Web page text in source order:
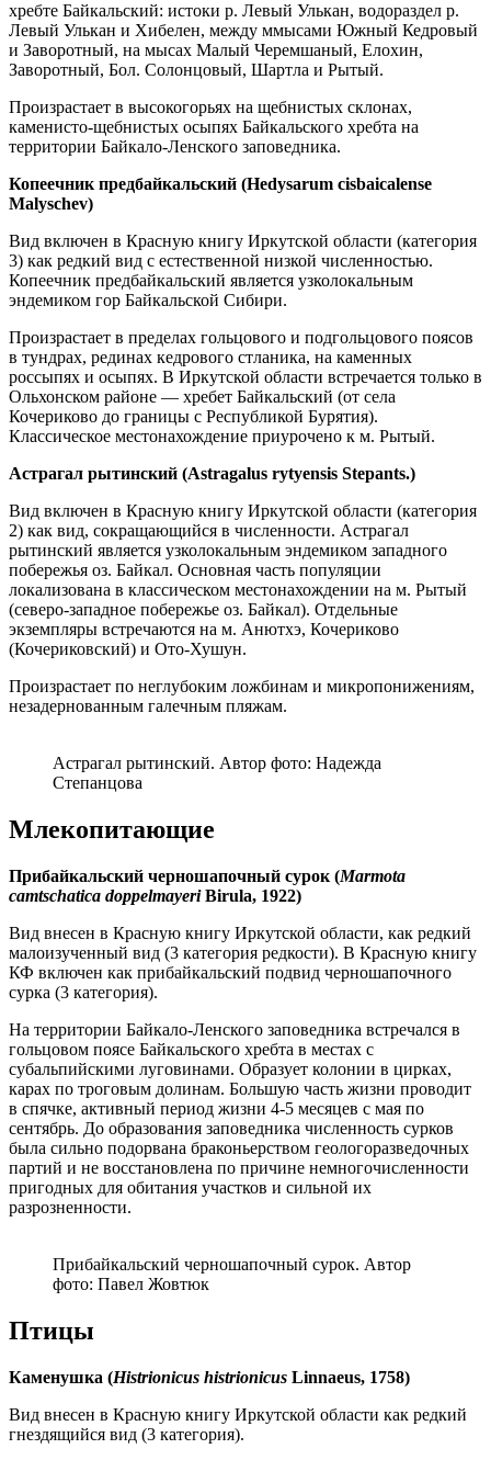
хребте Байкальский: истоки р. Левый Улькан, водораздел р.
Левый Улькан и Хибелен, между ммысами Южный Кедровый
и Заворотный, на мысах Малый Черемшаный, Елохин,
Заворотный, Бол. Солонцовый, Шартла и Рытый.
Произрастает в высокогорьях на щебнистых склонах,
каменисто-щебнистых осыпях Байкальского хребта на
территории Байкало-Ленского заповедника.
Копеечник предбайкальский (Hedysarum cisbaicalense
Malyschev)
Вид включен в Красную книгу Иркутской области (категория
3) как редкий вид с естественной низкой численностью.
Копеечник предбайкальский является узколокальным
эндемиком гор Байкальской Сибири.
Произрастает в пределах гольцового и подгольцового поясов
в тундрах, рединах кедрового стланика, на каменных
россыпях и осыпях. В Иркутской области встречается только в
Ольхонском районе — хребет Байкальский (от села
Кочериково до границы с Республикой Бурятия).
Классическое местонахождение приурочено к м. Рытый.
Астрагал рытинский (Astragalus rytyensis Stepants.)
Вид включен в Красную книгу Иркутской области (категория
2) как вид, сокращающийся в численности. Астрагал
рытинский является узколокальным эндемиком западного
побережья оз. Байкал. Основная часть популяции
локализована в классическом местонахождении на м. Рытый
(северо-западное побережье оз. Байкал). Отдельные
экземпляры встречаются на м. Анютхэ, Кочериково
(Кочериковский) и Ото-Хушун.
Произрастает по неглубоким ложбинам и микропонижениям,
незадернованным галечным пляжам.
Астрагал рытинский. Автор фото: Надежда
Степанцова
Млекопитающие
Прибайкальский черношапочный сурок (Marmota
camtschatica doppelmayeriBirula, 1922)
Вид внесен в Красную книгу Иркутской области, как редкий
малоизученный вид (3 категория редкости). В Красную книгу
КФ включен как прибайкальский подвид черношапочного
сурка (3 категория).
На территории Байкало-Ленского заповедника встречался в
гольцовом поясе Байкальского хребта в местах с
субальпийскими луговинами. Образует колонии в цирках,
карах по троговым долинам. Большую часть жизни проводит
в спячке, активный период жизни 4-5 месяцев с мая по
сентябрь. До образования заповедника численность сурков
была сильно подорвана браконьерством геологоразведочных
партий и не восстановлена по причине немногочисленности
пригодных для обитания участков и сильной их
разрозненности.
Прибайкальский черношапочный сурок. Автор
фото: Павел Жовтюк
Птицы
Каменушка (Histrionicus histrionicus Linnaeus, 1758)
Вид внесен в Красную книгу Иркутской области как редкий
гнездящийся вид (3 категория).